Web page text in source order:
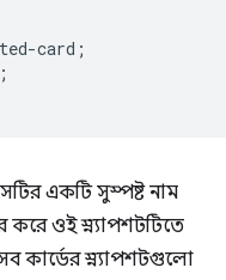
card ;
;
একটি সুস্পষ্ট নাম
করে ওই স্ন্যাপশটটিতে
সব কার্ডের স্ন্যাপশটগুলো